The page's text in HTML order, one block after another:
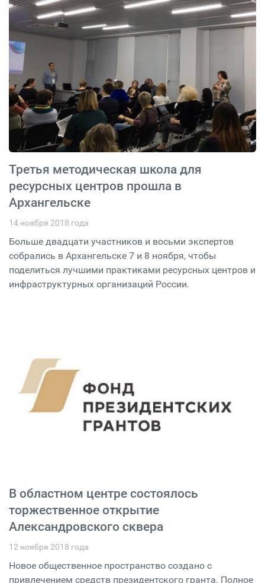
Третья методическая школа для
ресурсных центров прошла в
Архангельске
14 ноября 2018 года
Больше двадцати участников и восьми экспертов
собрались в Архангельске 7 и 8 ноября, чтобы
поделиться лучшими практиками ресурсных центров и
инфраструктурных организаций России.
В областном центре состоялось
торжественное открытие
Александровского сквера
12 ноября 2018 года
Новое общественное пространство создано с
привлечением средств президентского гранта. Полное